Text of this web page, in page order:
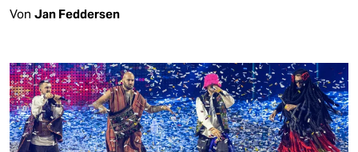
Von Jan Feddersen